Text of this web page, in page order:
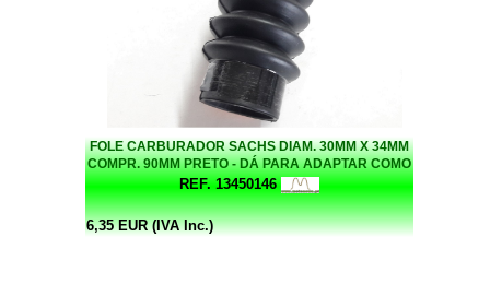
FOLE CARBURADOR SACHS DIAM. 30MM X 34MM
COMPR. 90MM PRETO - DÁ PARA ADAPTAR COMO
FOLE SUSPENÇAO ALGUNS CASOS - UNIDADE
REF. 13450146
6,35 EUR (IVA Inc.)